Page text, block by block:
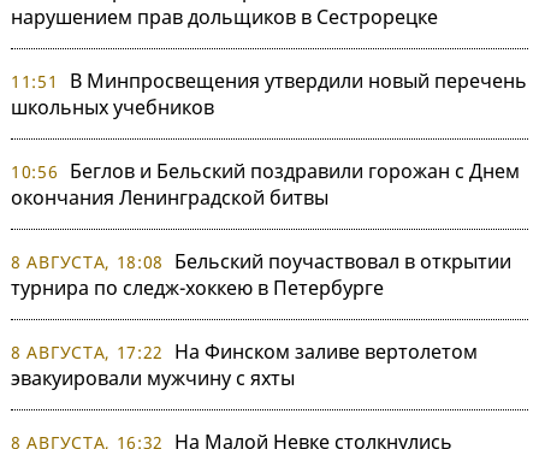
нарушением прав дольщиков в Сестрорецке
11:51
В Минпросвещения утвердили новый перечень
школьных учебников
10:56
Беглов и Бельский поздравили горожан с Днем
окончания Ленинградской битвы
8 АВГУСТА, 18:08
Бельский поучаствовал в открытии
турнира по следж-хоккею в Петербурге
8 АВГУСТА, 17:22
На Финском заливе вертолетом
эвакуировали мужчину с яхты
8 АВГУСТА, 16:32
На Малой Невке столкнулись